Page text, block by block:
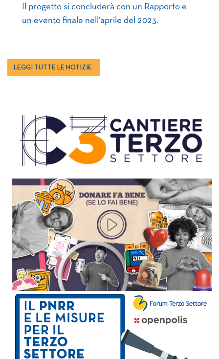
Il progetto si concluderà con un Rapporto e
un evento finale nell’aprile del 2023.
LEGGI TUTTE LE NOTIZIE